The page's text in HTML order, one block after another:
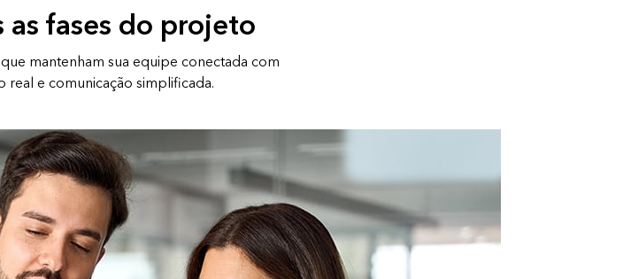
fases do projeto
mantenham sua equipe conectada com
real e comunicação simplificada.